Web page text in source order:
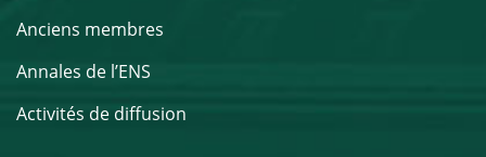
Anciens membres
Annales de l’ENS
Activités de diffusion